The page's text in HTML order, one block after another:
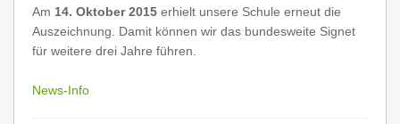
Am 14. Oktober 2015 erhielt unsere Schule erneut die
Auszeichnung. Damit können wir das bundesweite Signet
für weitere drei Jahre führen.
News-Info